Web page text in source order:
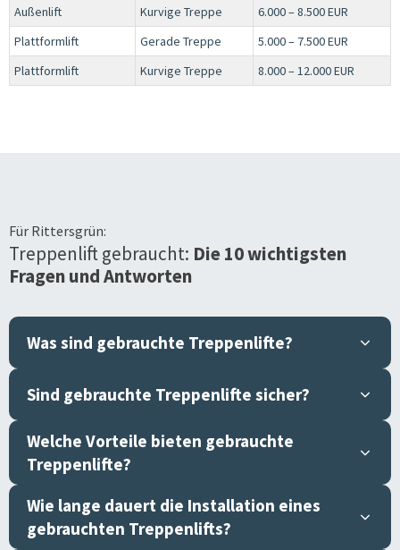
Außenlift
Kurvige Treppe
6.000 – 8.500 EUR
Plattformlift
Gerade Treppe
5.000 – 7.500 EUR
Plattformlift
Kurvige Treppe 8.000 – 12.000 EUR
Für Rittersgrün:
Treppenlift gebraucht: Die 10 wichtigsten
Fragen und Antworten
Was sind gebrauchte Treppenlifte?
Sind gebrauchte Treppenlifte sicher?
Welche Vorteile bieten gebrauchte
Treppenlifte?
Wie lange dauert die Installation eines
gebrauchten Treppenlifts?